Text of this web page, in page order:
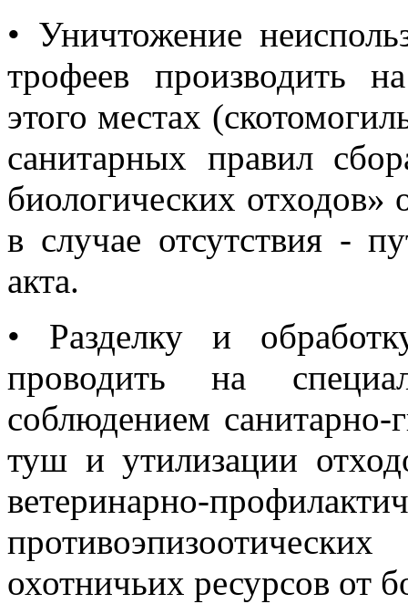
• Уничтожение
трофеев производить
этого местах
санитарных правил
биологических
в случае отсутствия -
акта.
• Разделку и
проводить на
соблюдением санитарно-
туш и утилизации
ветеринарно-
охотничьих ресурсов от